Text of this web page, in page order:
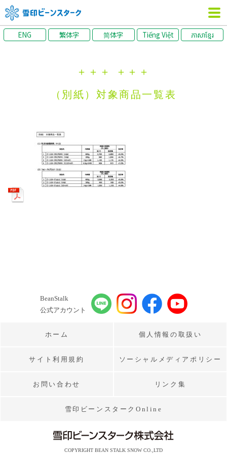
ENG 繁体字 简体字 Tiếng Việt ភាសាខ្មែរ
＋＋＋ ＋＋＋
（別紙）対象商品一覧表
BeanStalk
公式アカウント
ホーム 個人情報の取扱い
サイト利用規約 ソーシャルメディアポリシー
お問い合わせ リンク集
雪印ビーンスタークOnline
COPYRIGHT BEAN STALK SNOW CO.,LTD